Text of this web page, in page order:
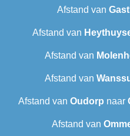
Afstand van
Afstand van
Afstand van
Afstand van
Afstand van Oudorp naar
Afstand van